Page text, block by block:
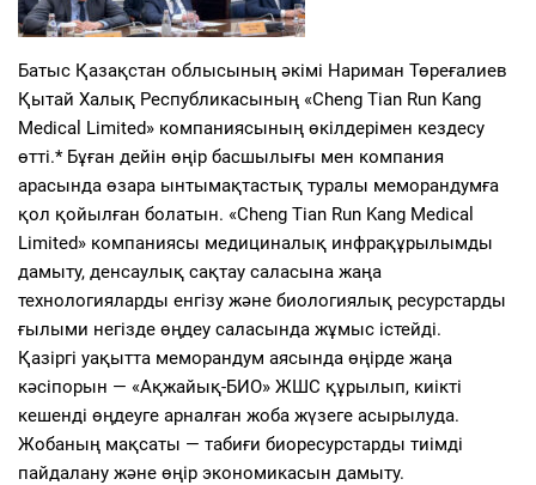
Батыс Қазақстан облысының әкімі Нариман Төреғалиев
Қытай Халық Республикасының «Cheng Tian Run Kang
Medical Limited» компаниясының өкілдерімен кездесу
өтті.* Бұған дейін өңір басшылығы мен компания
арасында өзара ынтымақтастық туралы меморандумға
қол қойылған болатын. «Cheng Tian Run Kang Medical
Limited» компаниясы медициналық инфрақұрылымды
дамыту, денсаулық сақтау саласына жаңа
технологияларды енгізу және биологиялық ресурстарды
ғылыми негізде өңдеу саласында жұмыс істейді.
Қазіргі уақытта меморандум аясында өңірде жаңа
кәсіпорын — «Ақжайық-БИО» ЖШС құрылып, киікті
кешенді өңдеуге арналған жоба жүзеге асырылуда.
Жобаның мақсаты — табиғи биоресурстарды тиімді
пайдалану және өңір экономикасын дамыту.